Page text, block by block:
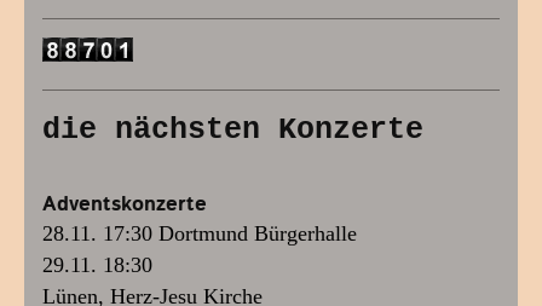
die nächsten Konzerte
Adventskonzerte
28.11. 17:30 Dortmund Bürgerhalle
29.11. 18:30
Lünen, Herz-Jesu Kirche